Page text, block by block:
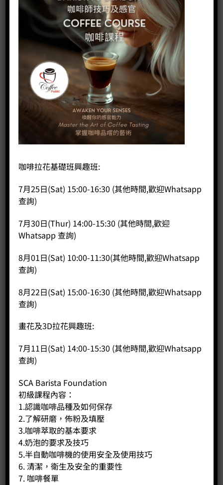
Price: HK$ 2,800.00
咖啡拉花基礎班興趣班:
7月25日(Sat) 15:00-16:30 (其他時間,歡迎Whatsapp
查詢)
7月30日(Thur) 14:00-15:30 (其他時間,歡迎
Whatsapp 查詢)
8月01日(Sat) 10:00-11:30(其他時間,歡迎Whatsapp
查詢)
8月22日(Sat) 15:00-16:30 (其他時間,歡迎Whatsapp
查詢)
畫花及3D拉花興趣班:
7月11日(Sat) 14:00-15:30 (其他時間,歡迎Whatsapp
查詢)
SCA Barista Foundation
初級課程內容：
1.認識咖啡品種及如何保存
2.了解研磨，佈粉及填壓
3.咖啡萃取的基本要求
4.奶泡的要求及技巧
5.半自動咖啡機的使用安全及使用技巧
6. 清潔，衛生及安全的重要性
7. 咖啡餐單